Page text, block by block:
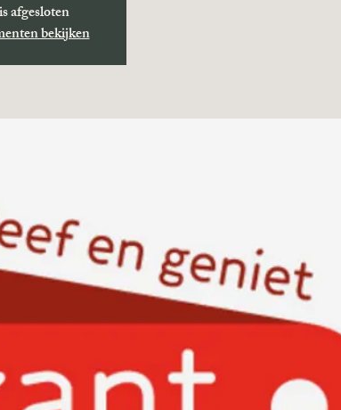
afgesloten
bekijken